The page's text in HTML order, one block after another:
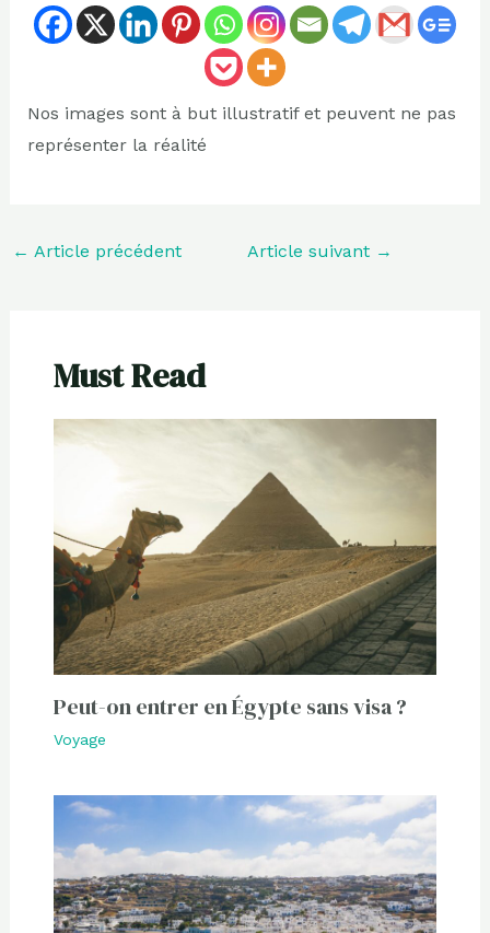
Nos images sont à but illustratif et peuvent ne pas
représenter la réalité
← Article précédent Article suivant →
Must Read
Peut-on entrer en Égypte sans visa ?
Voyage